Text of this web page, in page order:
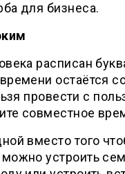
для бизнеса.
расписан
остаётся
провести с
совместное
вместо того
устроить